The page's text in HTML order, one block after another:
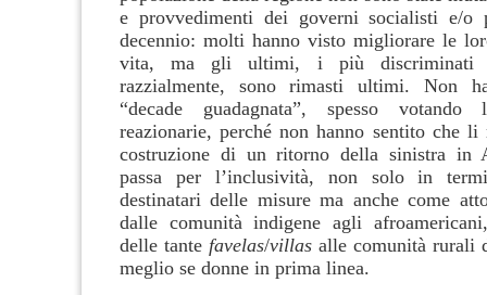
e provvedimenti dei governi socialisti e/o
decennio: molti hanno visto migliorare le
vita, ma gli ultimi, i più discriminati
razzialmente, sono rimasti ultimi. Non
“decade guadagnata”, spesso
reazionarie, perché non hanno sentito che li
costruzione di un ritorno della sinistra in
passa per l’inclusività, non solo in
destinatari delle misure ma anche come
dalle comunità indigene agli
delle tante favelas/villas alle comunità rurali
meglio se donne in prima linea.